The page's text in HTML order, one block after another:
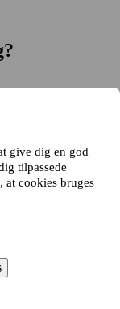
give dig en god
tilpassede
at cookies bruges